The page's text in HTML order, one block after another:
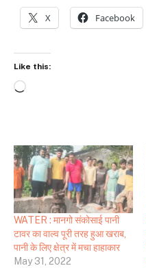
X Facebook
Like this:
Loading…
WATER : मानगो संकोसाई पानी
टावर का वाल्व पूरी तरह हुआ खराब,
पानी के लिए क्षेत्र में मचा हाहाकार
May 31, 2022